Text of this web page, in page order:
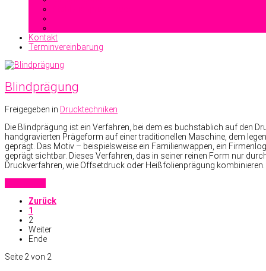
Kontakt
Terminvereinbarung
Blindprägung
Freigegeben in Drucktechniken
Die Blindprägung ist ein Verfahren, bei dem es buchstäblich auf den
handgravierten Prägeform auf einer traditionellen Maschine, dem
geprägt. Das Motiv – beispielsweise ein Familienwappen, ein
geprägt sichtbar. Dieses Verfahren, das in seiner reinen Form nur
Druckverfahren, wie Offsetdruck oder Heißfolienprägung kombinieren.
Zurück
1
2
Weiter
Ende
Seite 2 von 2